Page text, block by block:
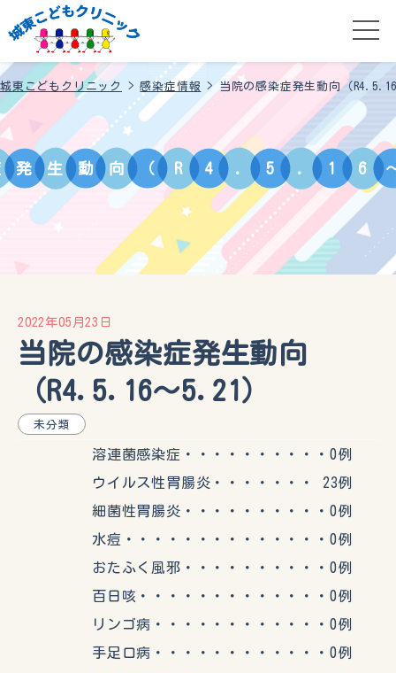
城東こどもクリニック >感染症情報 > 当院の感染症発生動向（
発 生 動 向 （ R 4 . 5 . 1 6
2022年05月23日
当院の感染症発生動向
（R4.5.16〜5.21）
未分類
溶連菌感染症・・・・・・・・・・0例
ウイルス性胃腸炎・・・・・・・ 23例
細菌性胃腸炎・・・・・・・・・・0例
水痘・・・・・・・・・・・・・・0例
おたふく風邪・・・・・・・・・・0例
百日咳・・・・・・・・・・・・・0例
リンゴ病・・・・・・・・・・・・0例
手足口病・・・・・・・・・・・・0例